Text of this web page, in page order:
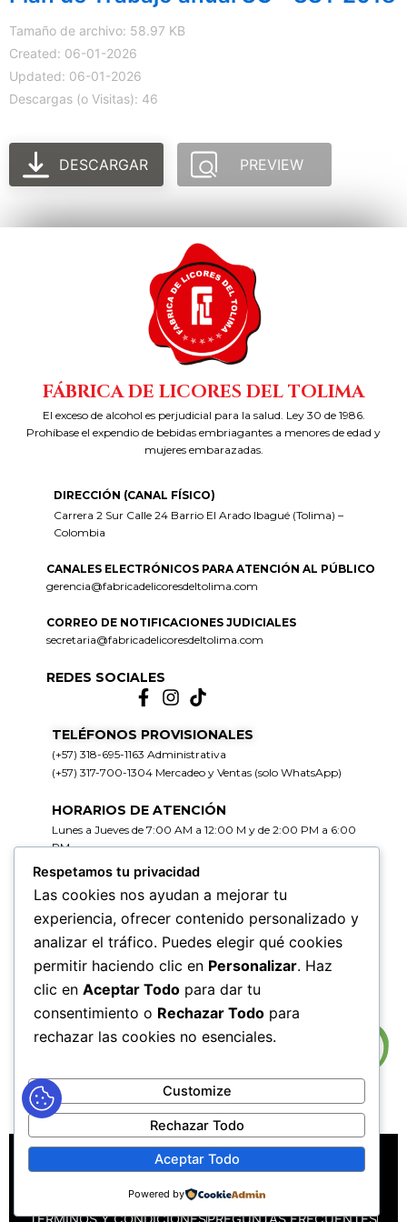
Tamaño de archivo: 58.97 KB
Created: 06-01-2026
Updated: 06-01-2026
Descargas (o Visitas): 46
DESCARGAR PREVIEW
FÁBRICA DE LICORES DEL TOLIMA
El exceso de alcohol es perjudicial para la salud. Ley 30 de 1986.
Prohíbase el expendio de bebidas embriagantes a menores de edad y
mujeres embarazadas.
DIRECCIÓN (CANAL FÍSICO)
Carrera 2 Sur Calle 24 Barrio El Arado Ibagué (Tolima) –
Colombia
CANALES ELECTRÓNICOS PARA ATENCIÓN AL PÚBLICO
gerencia@fabricadelicoresdeltolima.com
CORREO DE NOTIFICACIONES JUDICIALES
secretaria@fabricadelicoresdeltolima.com
REDES SOCIALES
TELÉFONOS PROVISIONALES
(+57) 318-695-1163 Administrativa
(+57) 317-700-1304 Mercadeo y Ventas (solo WhatsApp)
HORARIOS DE ATENCIÓN
Lunes a Jueves de 7:00 AM a 12:00 M y de 2:00 PM a 6:00
PM
Viernes de 7:00 AM a 12:00 M y de 2:00 PM a 5:00 PM
HORARIOS DE RADICACIÓN DE
CORRESPONDENCIA
Lunes a Jueves de 7:30 AM a 11:30 AM y de 2:00 PM a 5:00
PM
MAPA DEL SITIOPOLÍTICAS DE PRIVACIDAD
POLÍTICAS DE DERECHOS DE AUTOR
POLÍTICA DE TRATAMIENTO DE DATOS PERSONALES
Respetamos tu privacidad
Las cookies nos ayudan a mejorar tu
experiencia, ofrecer contenido personalizado y
analizar el tráfico. Puedes elegir qué cookies
permitir haciendo clic en Personalizar. Haz
clic en Aceptar Todo para dar tu
consentimiento o Rechazar Todo para
rechazar las cookies no esenciales.
Customize
Rechazar Todo
Aceptar Todo
Powered by